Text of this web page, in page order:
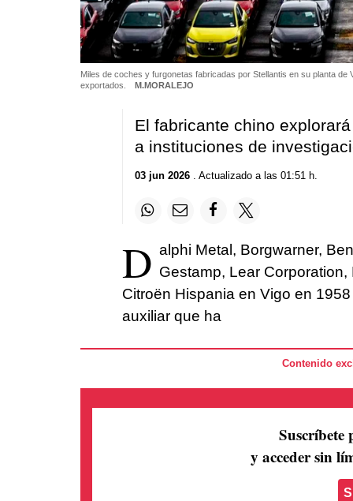
Miles de coches y furgonetas fabricadas por Stellantis en su planta
exportados.
M.MORALEJO
El fabricante chino
a instituciones de
03 jun 2026. Actualizado a las 01:51 h.
D alphi Metal, Borgwarner,
Gestamp, Lear
Citroën Hispania en Vigo en
auxiliar que ha
Contenido
Suscríbete
y acceder sin